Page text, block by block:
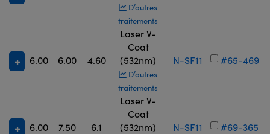
D’autres
traitements
6.00 6.00 4.60
Laser V-
Coat
(532nm)
D’autres
traitements
N-SF11 #65-469
6.00 7.50 6.1
Laser V-
Coat
(532nm)
N-SF11 #69-365